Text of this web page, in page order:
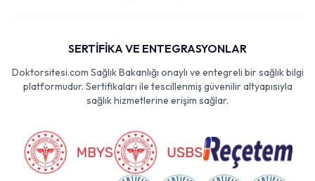
SERTİFİKA VE ENTEGRASYONLAR
Doktorsitesi.com Sağlık Bakanlığı onaylı ve entegreli bir sağlık bilgi
platformudur. Sertifikaları ile tescillenmiş güvenilir altyapısıyla
sağlık hizmetlerine erişim sağlar.